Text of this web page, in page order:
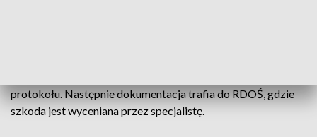
protokołu. Następnie dokumentacja trafia do RDOŚ, gdzie
szkoda jest wyceniana przez specjalistę.